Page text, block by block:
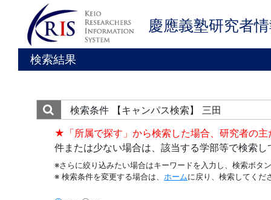
慶應義塾研究者
検索結果
検索条件
【キャンパス検索】 三田
★「所属で探す」から検索した場合、研究者の
件または少ない場合は、該当する学部等で検索し
※さらに絞り込みたい場合はキーワードを入力し、検索ボタ
※ 検索条件を変更する場合は、 ホームに戻り、検索してくだ